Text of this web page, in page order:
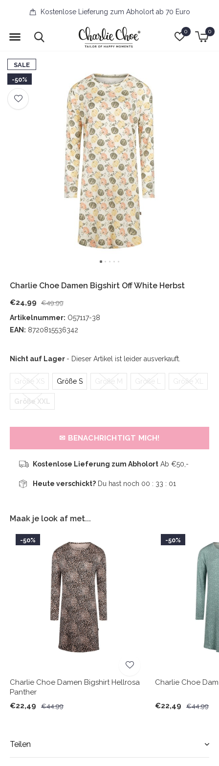
0 0
Kostenlose Lieferung zum Abholort ab 70 Euro
SALE
-50%
Charlie Choe Damen Bigshirt Off White Herbst
€24,99 €49,99
Artikelnummer: O57117-38
EAN: 8720815536342
Nicht auf Lager - Dieser Artikel ist leider ausverkauft.
Größe XS Größe S Größe M Größe L Größe XL
Größe XXL
✉ BENACHRICHTIGT MICH!
Kostenlose Lieferung zum AbholortAb €50,-
Heute verschickt?Du hast noch 00 : 33 : 01
Maak je look af met...
-50%
Charlie Choe Damen Bigshirt Hellrosa
Panther
€22,49
€44,99
-50%
Charlie Choe
€22,49 €44,99
Teilen